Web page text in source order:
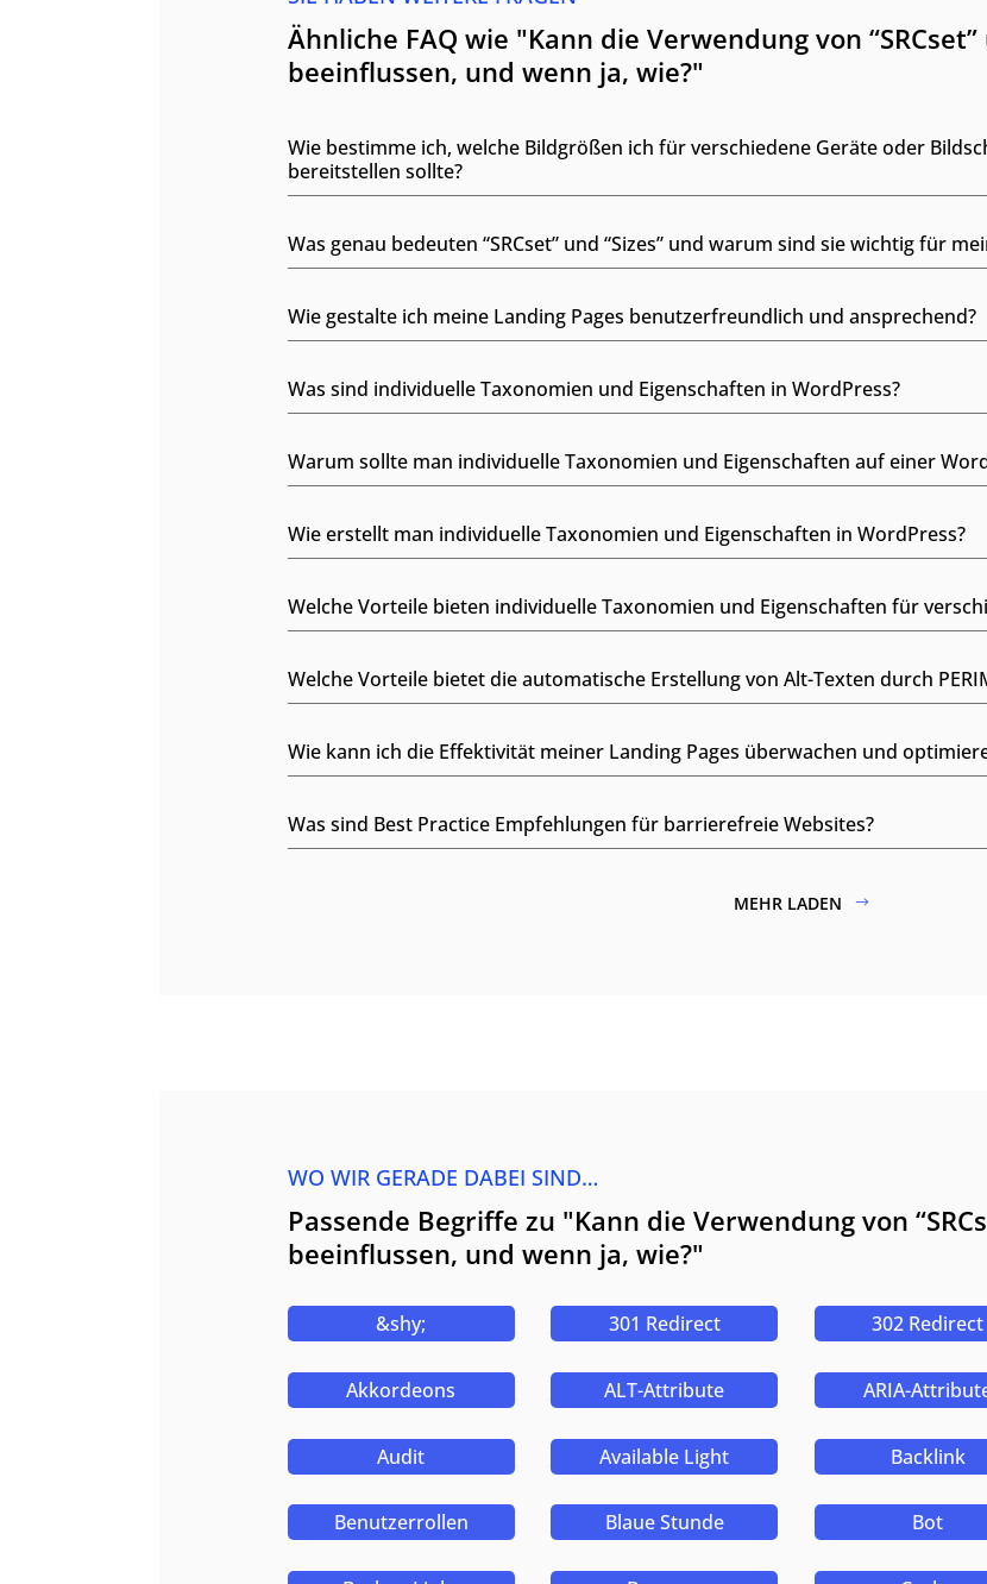
Ähnliche FAQ wie "Kann die Verwendung von “SRCset”
beeinflussen, und wenn ja, wie?"
Wie bestimme ich, welche Bildgrößen ich für verschiedene Geräte oder
bereitstellen sollte?
Was genau bedeuten “SRCset” und “Sizes” und warum sind sie wichtig für
Wie gestalte ich meine Landing Pages benutzerfreundlich und ansprechend?
Was sind individuelle Taxonomien und Eigenschaften in WordPress?
Warum sollte man individuelle Taxonomien und Eigenschaften auf einer
Wie erstellt man individuelle Taxonomien und Eigenschaften in WordPress?
Welche Vorteile bieten individuelle Taxonomien und Eigenschaften für
Welche Vorteile bietet die automatische Erstellung von Alt-Texten durch
Wie kann ich die Effektivität meiner Landing Pages überwachen und
Was sind Best Practice Empfehlungen für barrierefreie Websites?
MEHR LADEN
WO WIR GERADE DABEI SIND…
Passende Begriffe zu "Kann die Verwendung von
beeinflussen, und wenn ja, wie?"
&shy; 301 Redirect 302 Redirect
Akkordeons ALT-Attribute ARIA-
Audit Available Light Backlink
Benutzerrollen Blaue Stunde Bot